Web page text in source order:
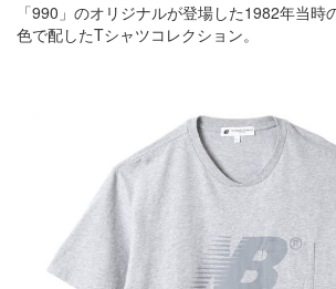
「990」のオリジナルが登場した1982年当時
色で配したTシャツコレクション。